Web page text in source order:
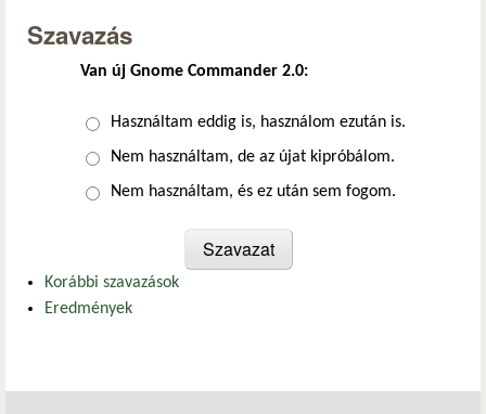
Szavazás
Van új Gnome Commander 2.0:
Választások
Használtam eddig is, használom ezután is.
Nem használtam, de az újat kipróbálom.
Nem használtam, és ez után sem fogom.
Korábbi szavazások
Eredmények